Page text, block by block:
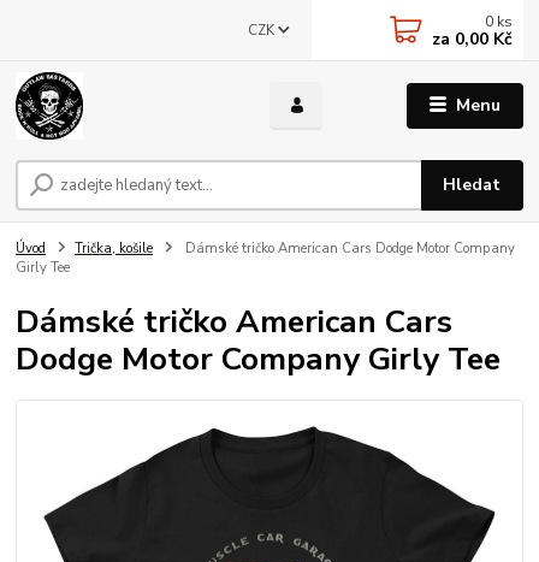
Menu
CZK
Hledat
0 ks
za 0,00 Kč
Úvod Trička, košile
Dámské tričko American Cars Dodge Motor Company
Girly Tee
Dámské tričko American Cars
Dodge Motor Company Girly Tee